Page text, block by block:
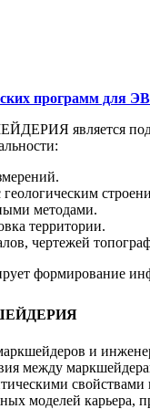
программ для
является
методами.
территории.
чертежей
и
между
моделей карьера,